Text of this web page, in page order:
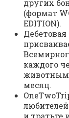
других
(формат
EDITION).
каждого
животным.
месяц.
и тратьте